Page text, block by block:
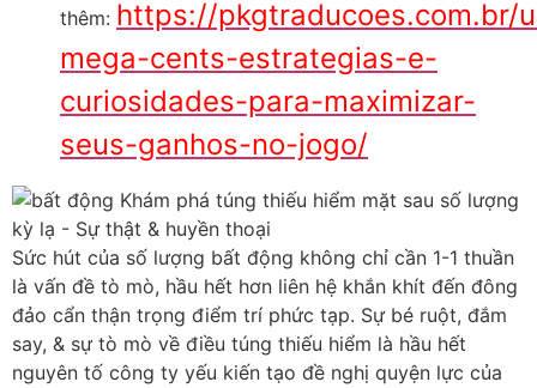
thêm: https://pkgtraducoes.com.br/
mega-cents-estrategias-e-
curiosidades-para-maximizar-
seus-ganhos-no-jogo/
Sức hút của số lượng bất động không chỉ cần 1-1 thuần
là vấn đề tò mò, hầu hết hơn liên hệ khắn khít đến đông
đảo cẩn thận trọng điểm trí phức tạp. Sự bé ruột, đắm
say, & sự tò mò về điều túng thiếu hiểm là hầu hết
nguyên tố công ty yếu kiến tạo đề nghị quyện lực của